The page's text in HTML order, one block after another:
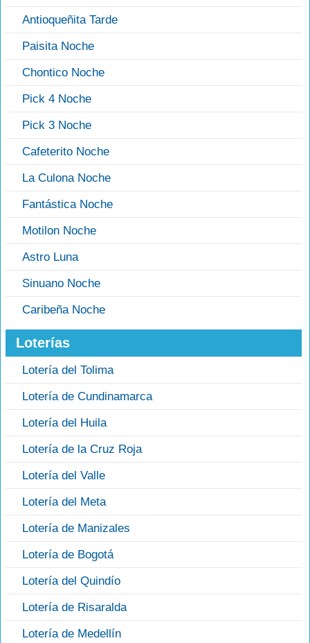
Antioqueñita Tarde
Paisita Noche
Chontico Noche
Pick 4 Noche
Pick 3 Noche
Cafeterito Noche
La Culona Noche
Fantástica Noche
Motilon Noche
Astro Luna
Sinuano Noche
Caribeña Noche
Loterías
Lotería del Tolima
Lotería de Cundinamarca
Lotería del Huila
Lotería de la Cruz Roja
Lotería del Valle
Lotería del Meta
Lotería de Manizales
Lotería de Bogotá
Lotería del Quindío
Lotería de Risaralda
Lotería de Medellín